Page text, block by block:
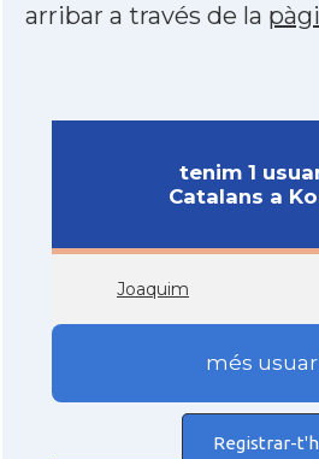
arribar a través de la
tenim 1
Catalans a
Joaquim
més
Registrar-